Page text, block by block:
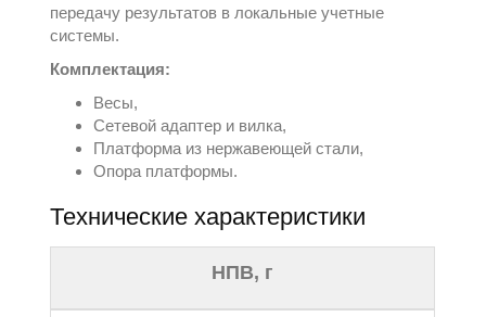
передачу результатов в локальные учетные
системы.
Комплектация:
Весы,
Сетевой адаптер и вилка,
Платформа из нержавеющей стали,
Опора платформы.
Технические характеристики
НПВ, г